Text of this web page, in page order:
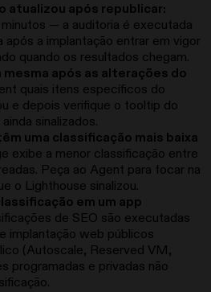
atualizou após republicar:
— a auditoria é executada
após a implantação entrar em vigor
quando os resultados chegam.
mesma após as alterações do
quais itens específicos do
e depois verifique o tooltip do
sinalizados.
uma classificação mais baixa
exibe a menor classificação entre
Peça ao Agent para focar na
o Lighthouse sinalizou.
em um app
de SEO são executadas
implantação web públicos
(Autoscale, Reserved VM,
programadas e privadas não